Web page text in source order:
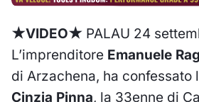
★VIDEO★ PALAU 24
L’imprenditore Emanuele
di Arzachena, ha confessato
Cinzia Pinna, la 33enne di